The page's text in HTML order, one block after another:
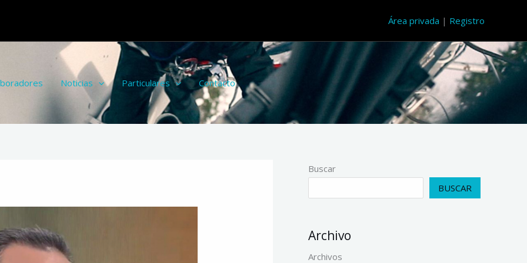
Área privada | Registro
Noticias Particulares Contacto
Buscar
BUSCAR
Archivo
Archivos